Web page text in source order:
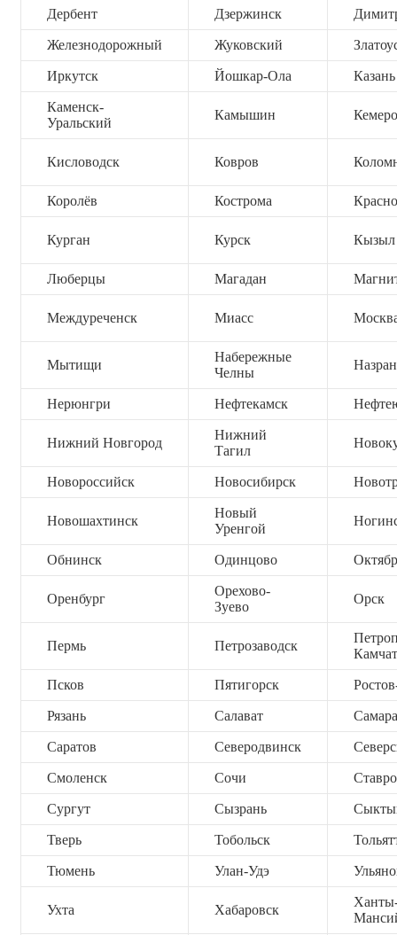
Дербент Дзержинск
Железнодорожный Жуковский
Иркутск Йошкар-Ола Казань
Каменск-
Уральский
Камышин
Кисловодск Ковров
Королёв Кострома
Курган Курск Кызыл
Люберцы Магадан
Междуреченск Миасс
Мытищи
Набережные
Челны
Нерюнгри Нефтекамск
Нижний Новгород
Нижний
Тагил
Новороссийск Новосибирск
Новошахтинск
Новый
Уренгой
Обнинск Одинцово
Оренбург
Орехово-
Зуево
Орск
Пермь Петрозаводск
Псков Пятигорск
Рязань Салават Самара
Саратов Северодвинск
Смоленск Сочи
Сургут Сызрань
Тверь Тобольск
Тюмень Улан-Удэ
Ухта Хабаровск